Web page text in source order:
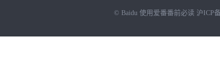
© Baidu 使用爱番番前必读 沪ICP